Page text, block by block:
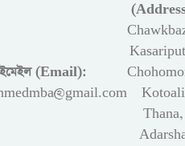
ইমেইল (Email):
Kotoali
Thana,